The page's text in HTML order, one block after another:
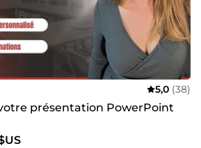
5,0 (38)
présentation PowerPoint